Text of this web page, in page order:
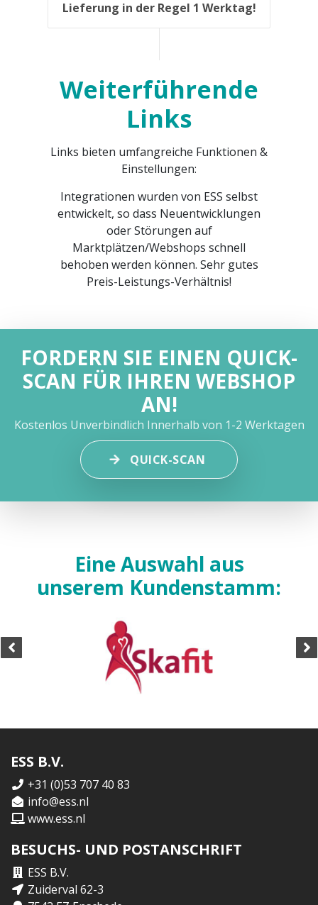
Lieferung in der Regel 1 Werktag!
Weiterführende
Links
Links bieten umfangreiche Funktionen &
Einstellungen:
Integrationen wurden von ESS selbst
entwickelt, so dass Neuentwicklungen
oder Störungen auf
Marktplätzen/Webshops schnell
behoben werden können. Sehr gutes
Preis-Leistungs-Verhältnis!
FORDERN SIE EINEN QUICK-
SCAN FÜR IHREN WEBSHOP
AN!
Kostenlos Unverbindlich Innerhalb von 1-2 Werktagen
QUICK-SCAN
Eine Auswahl aus
unserem Kundenstamm:
ESS B.V.
+31 (0)53 707 40 83
info@ess.nl
www.ess.nl
BESUCHS- UND POSTANSCHRIFT
ESS B.V.
Zuiderval 62-3